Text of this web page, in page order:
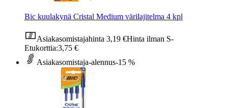
Bic kuulakynä Cristal Medium värilajitelma 4 kpl
Asiakasomistajahinta 3,19 €Hinta ilman S-
Etukorttia:3,75 €
Asiakasomistaja-alennus-15 %